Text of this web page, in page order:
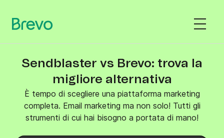
Sendblaster vs Brevo: trova la
migliore alternativa
È tempo di scegliere una piattaforma marketing
completa. Email marketing ma non solo! Tutti gli
strumenti di cui hai bisogno a portata di mano!